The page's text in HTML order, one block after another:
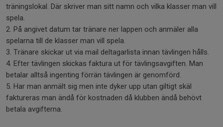
träningslokal. Där skriver man sitt namn och vilka klasser man vill
spela.
2. På angivet datum tar tränare ner lappen och anmäler alla
spelarna till de klasser man vill spela.
3. Tränare skickar ut via mail deltagarlista innan tävlingen hålls.
4. Efter tävlingen skickas faktura ut för tävlingsavgiften. Man
betalar alltså ingenting förrän tävlingen är genomförd.
5. Har man anmält sig men inte dyker upp utan giltigt skäl
faktureras man ändå för kostnaden då klubben ändå behövt
betala avgifterna.